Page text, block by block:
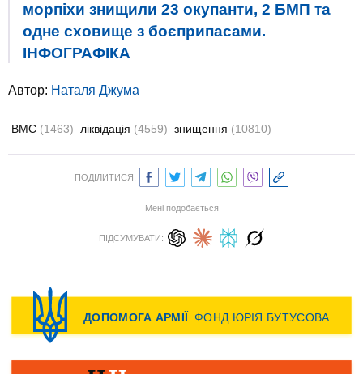
морпіхи знищили 23 окупанти, 2 БМП та
одне сховище з боєприпасами.
ІНФОГРАФІКА
Автор: Наталя Джума
ВМС (1463) ліквідація (4559) знищення (10810)
ПОДІЛИТИСЯ:
Мені подобається
ПІДСУМУВАТИ: